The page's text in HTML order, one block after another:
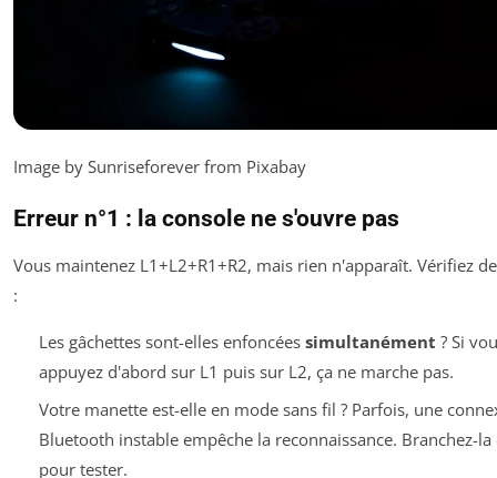
Image by Sunriseforever from Pixabay
Erreur n°1 : la console ne s'ouvre pas
Vous maintenez L1+L2+R1+R2, mais rien n'apparaît. Vérifiez
:
Les gâchettes sont-elles enfoncées simultanément ? Si
appuyez d'abord sur L1 puis sur L2, ça ne marche pas.
Votre manette est-elle en mode sans fil ? Parfois, une
Bluetooth instable empêche la reconnaissance. Branchez-la
pour tester.